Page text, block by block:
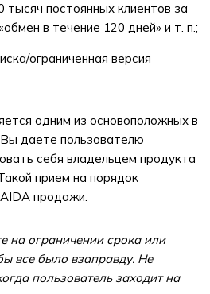
тысяч постоянных клиентов за
в течение 120 дней» и т. п.;
ограниченная версия
одним из основоположных в
даете пользователю
себя владельцем продукта
прием на порядок
продажи.
на ограничении срока или
все было взаправду. Не
пользователь заходит на